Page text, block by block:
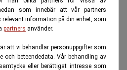
som innebär att vår partners
information på din enhet, som
partners använder.
att vi behandlar personuppgifter som
och beteendedata. Vår behandling av
eller berättigat intresse som